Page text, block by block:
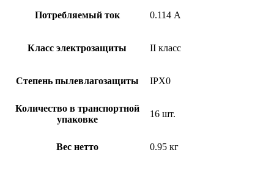
Потребляемый ток 0.114 А
Класс электрозащиты II класс
Степень пылевлагозащиты IPX0
Количество в транспортной
упаковке
16 шт.
Вес нетто 0.95 кг